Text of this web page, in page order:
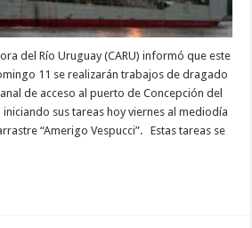
del Río Uruguay (CARU) informó que este
11 se realizarán trabajos de dragado
de acceso al puerto de Concepción del
sus tareas hoy viernes al mediodía
“Amerigo Vespucci”. Estas tareas se